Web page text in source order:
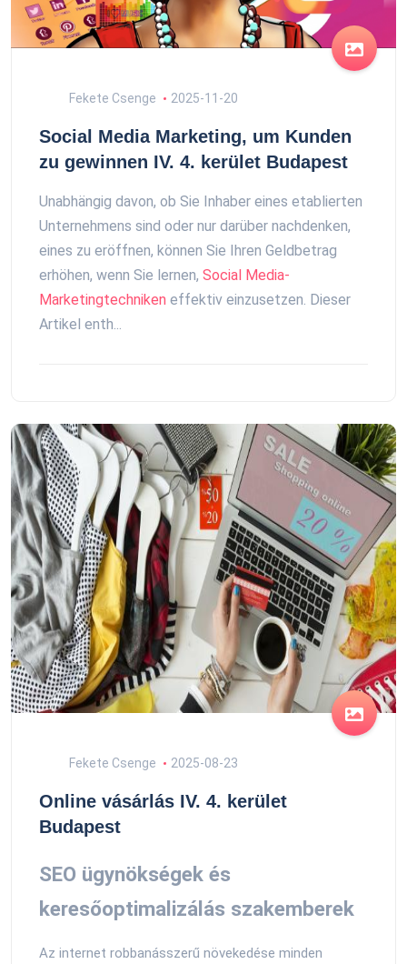
Fekete Csenge 2025-11-20
Social Media Marketing, um Kunden
zu gewinnen IV. 4. kerület Budapest
Unabhängig davon, ob Sie Inhaber eines etablierten
Unternehmens sind oder nur darüber nachdenken,
eines zu eröffnen, können Sie Ihren Geldbetrag
erhöhen, wenn Sie lernen, Social Media-
Marketingtechniken effektiv einzusetzen. Dieser
Artikel enth...
Fekete Csenge 2025-08-23
Online vásárlás IV. 4. kerület
Budapest
SEO ügynökségek és
keresőoptimalizálás szakemberek
Az internet robbanásszerű növekedése minden